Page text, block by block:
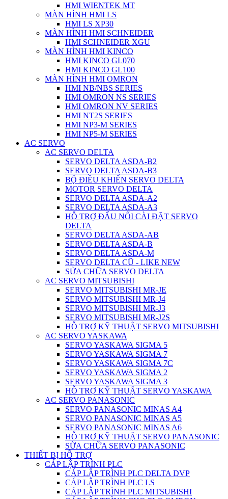
HMI WIENTEK MT
MÀN HÌNH HMI LS
HMI LS XP30
MÀN HÌNH HMI SCHNEIDER
HMI SCHNEIDER XGU
MÀN HÌNH HMI KINCO
HMI KINCO GL070
HMI KINCO GL100
MÀN HÌNH HMI OMRON
HMI NB/NBS SERIES
HMI OMRON NS SERIES
HMI OMRON NV SERIES
HMI NT2S SERIES
HMI NP3-M SERIES
HMI NP5-M SERIES
AC SERVO
AC SERVO DELTA
SERVO DELTA ASDA-B2
SERVO DELTA ASDA-B3
BỘ ĐIỀU KHIỂN SERVO DELTA
MOTOR SERVO DELTA
SERVO DELTA ASDA-A2
SERVO DELTA ASDA-A3
HỖ TRỢ ĐẤU NỐI CÀI ĐẶT SERVO
DELTA
SERVO DELTA ASDA-AB
SERVO DELTA ASDA-B
SERVO DELTA ASDA-M
SERVO DELTA CŨ - LIKE NEW
SỬA CHỮA SERVO DELTA
AC SERVO MITSUBISHI
SERVO MITSUBISHI MR-JE
SERVO MITSUBISHI MR-J4
SERVO MITSUBISHI MR-J3
SERVO MITSUBISHI MR-J2S
HỖ TRỢ KỸ THUẬT SERVO MITSUBISHI
AC SERVO YASKAWA
SERVO YASKAWA SIGMA 5
SERVO YASKAWA SIGMA 7
SERVO YASKAWA SIGMA 7C
SERVO YASKAWA SIGMA 2
SERVO YASKAWA SIGMA 3
HỖ TRỢ KỸ THUẬT SERVO YASKAWA
AC SERVO PANASONIC
SERVO PANASONIC MINAS A4
SERVO PANASONIC MINAS A5
SERVO PANASONIC MINAS A6
HỖ TRỢ KỸ THUẬT SERVO PANASONIC
SỮA CHỮA SERVO PANASONIC
THIẾT BỊ HỖ TRỢ
CÁP LẬP TRÌNH PLC
CÁP LẬP TRÌNH PLC DELTA DVP
CÁP LẬP TRÌNH PLC LS
CÁP LẬP TRÌNH PLC MITSUBISHI